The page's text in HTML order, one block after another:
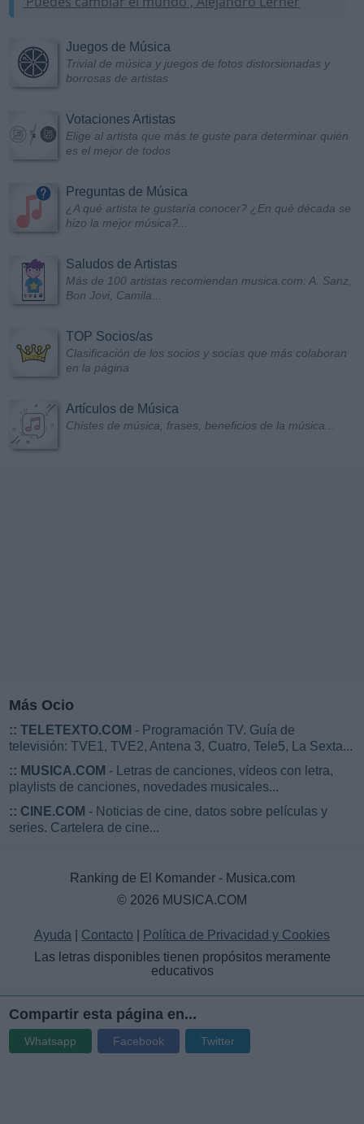
Juegos de Música
Trivial de música y juegos de fotos distorsionadas y
borrosas de artistas
Votaciones Artistas
Elige al artista que más te guste para determinar quién
es el mejor de todos
Preguntas de Música
¿A qué artista te gustaría conocer? ¿En qué década se
hizo la mejor música?...
Saludos de Artistas
Más de 100 artistas recomiendan musica.com: A. Sanz,
Bon Jovi, Camila...
TOP Socios/as
Clasificación de los socios y socias que más colaboran
en la página
Artículos de Música
Chistes de música, frases, beneficios de la música...
Más Ocio
:: TELETEXTO.COM - Programación TV. Guía de
televisión: TVE1, TVE2, Antena 3, Cuatro, Tele5, La Sexta...
:: MUSICA.COM - Letras de canciones, vídeos con letra,
playlists de canciones, novedades musicales...
:: CINE.COM - Noticias de cine, datos sobre películas y
series. Cartelera de cine...
Ranking de El Komander - Musica.com
© 2026 MUSICA.COM
Ayuda Contacto
Política de Privacidad y Cookies
Las letras disponibles tienen propósitos meramente
educativos
Compartir esta página en...
Whatsapp Facebook Twitter